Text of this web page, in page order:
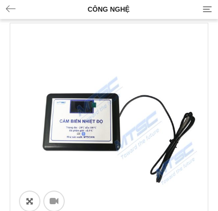
CÔNG NGHỆ
ðŸ”